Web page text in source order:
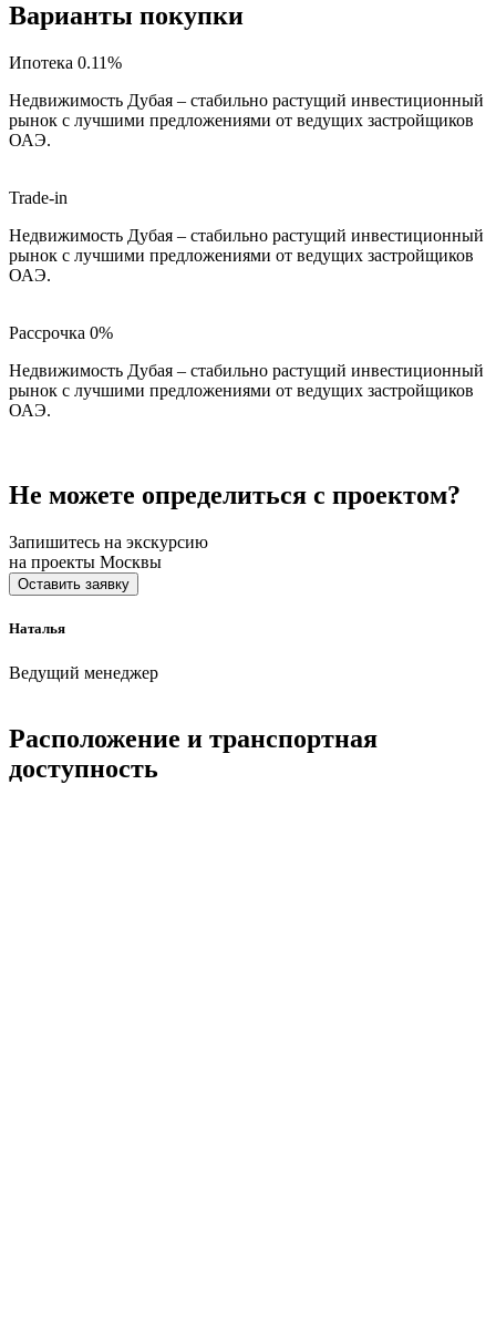
Варианты покупки
Ипотека 0.11%
Недвижимость Дубая – стабильно растущий инвестиционный
рынок с лучшими предложениями от ведущих застройщиков
ОАЭ.
Trade-in
Недвижимость Дубая – стабильно растущий инвестиционный
рынок с лучшими предложениями от ведущих застройщиков
ОАЭ.
Рассрочка 0%
Недвижимость Дубая – стабильно растущий инвестиционный
рынок с лучшими предложениями от ведущих застройщиков
ОАЭ.
Не можете определиться с проектом?
Запишитесь на экскурсию
на проекты Москвы
Оставить заявку
Наталья
Ведущий менеджер
Расположение и транспортная
доступность